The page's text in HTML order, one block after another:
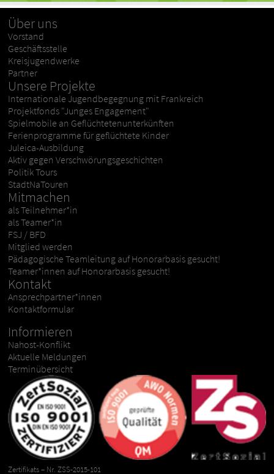
Über uns
Vorstand
Geschäftsstelle
Kreisjugendwerke
Partner
Unsere Projekte
Internationale Jugendbegegnung mit Frankreich
Projektfonds "Junges Engagement"
Spielmobile an Geflüchtetenunterkünften
Ferienprogramme für geflüchtete Kinder
Juleica-Ausbildung
Aktiv gegen Verschwörungsgeschichten
Politik Tours
StadtNaTouren
Mitmachen
als Teilnehmer*in
als Teamer*in
FSJ / BFD
Mitglied werden
Pädagogische Teamleitung auf Honorarbasis gesucht!
Teamer*innen auf Honorarbasis gesucht!
Kontakt
Ansprechpartner*innen
Kontaktformular
Informieren
Nahost-Konflikt
Aktuelle Meldungen
Terminübersicht
Zertifikats – Nr. ZSS-2015-101